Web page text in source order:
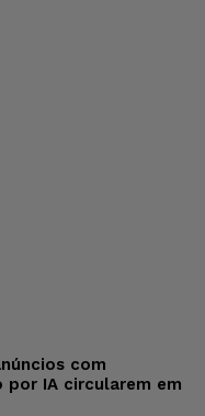
com
IA circularem em